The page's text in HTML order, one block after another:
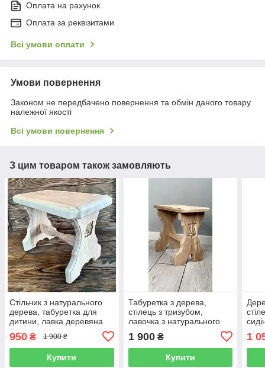
Оплата на рахунок
Оплата за реквізитами
Всі умови оплати
Умови повернення
Законом не передбачено повернення та обмін даного товару
належної якості
Всі умови повернення
З цим товаром також замовляють
Стільчик з натурального
дерева, табуретка для
дитини, лавка деревяна
950 ₴ 1 900 ₴
Купити
Табуретка з дерева,
стілець з тризубом,
лавочка з натурального
1 900₴
Купити
1